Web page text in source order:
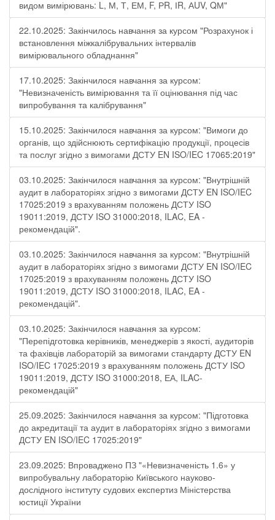
видом вимірювань: L, М, Т, ЕМ, F, РR, ІR, АUV, QМ"
22.10.2025: Закінчилось навчання за курсом "Розрахунок і
встановлення міжкалібрувальних інтервалів
вимірювального обладнання"
17.10.2025: Закінчилося навчання за курсом:
"Невизначеність вимірювання та її оцінювання під час
випробування та калібрування"
15.10.2025: Закінчилося навчання за курсом: "Вимоги до
органів, що здійснюють сертифікацію продукції, процесів
та послуг згідно з вимогами ДСТУ EN ISO/IEC 17065:2019"
03.10.2025: Закінчилося навчання за курсом: "Внутрішній
аудит в лабораторіях згідно з вимогами ДСТУ EN ISO/IEC
17025:2019 з врахуванням положень ДСТУ ISO
19011:2019, ДСТУ ISO 31000:2018, ILAC, EA -
рекомендацій".
03.10.2025: Закінчилося навчання за курсом: "Внутрішній
аудит в лабораторіях згідно з вимогами ДСТУ EN ISO/IEC
17025:2019 з врахуванням положень ДСТУ ISO
19011:2019, ДСТУ ISO 31000:2018, ILAC, EA -
рекомендацій".
03.10.2025: Закінчилося навчання за курсом:
"Перепідготовка керівників, менеджерів з якості, аудиторів
та фахівців лабораторій за вимогами стандарту ДСТУ EN
ISO/IEC 17025:2019 з врахуванням положень ДСТУ ISO
19011:2019, ДСТУ ISO 31000:2018, ЕА, ILAC-
рекомендацій"
25.09.2025: Закінчилося навчання за курсом: "Підготовка
до акредитації та аудит в лабораторіях згідно з вимогами
ДСТУ EN ISO/IEC 17025:2019"
23.09.2025: Впроваджено ПЗ "«Невизначеність 1.6» у
випробувальну лабораторію Київського науково-
дослідного інституту судових експертиз Міністерства
юстиції України